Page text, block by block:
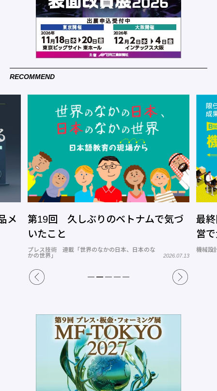
RECOMMEND
メ
第19回 久しぶりのベトナムで気づ
いたこと
プレス技術 連載「世界のなかの日本、日本のな
かの世界」
2026.07.13
最
営
機械設